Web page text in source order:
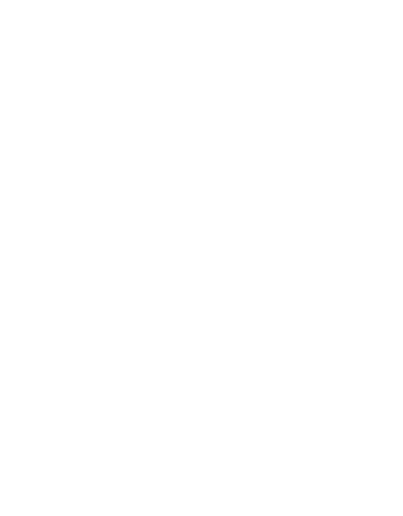
eller vill förbättra ditt leende,